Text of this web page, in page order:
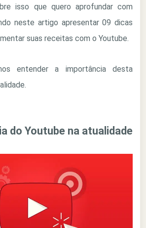
isso que quero aprofundar com
neste artigo apresentar 09 dicas
suas receitas com o Youtube.
entender a importância desta
do Youtube na atualidade